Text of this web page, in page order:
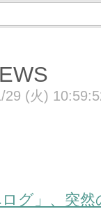
29 (火)
グ」、突